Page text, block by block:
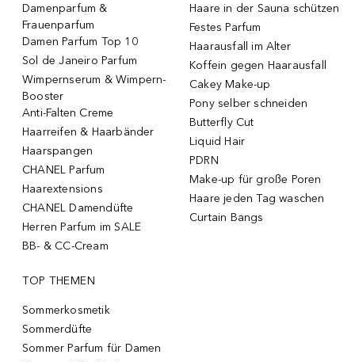
Damenparfum &
Frauenparfum
Damen Parfum Top 10
Sol de Janeiro Parfum
Wimpernserum & Wimpern-
Booster
Anti-Falten Creme
Haarreifen & Haarbänder
Haarspangen
CHANEL Parfum
Haarextensions
CHANEL Damendüfte
Herren Parfum im SALE
BB- & CC-Cream
Haare in der Sauna schützen
Festes Parfum
Haarausfall im Alter
Koffein gegen Haarausfall
Cakey Make-up
Pony selber schneiden
Butterfly Cut
Liquid Hair
PDRN
Make-up für große Poren
Haare jeden Tag waschen
Curtain Bangs
TOP THEMEN
Sommerkosmetik
Sommerdüfte
Sommer Parfum für Damen